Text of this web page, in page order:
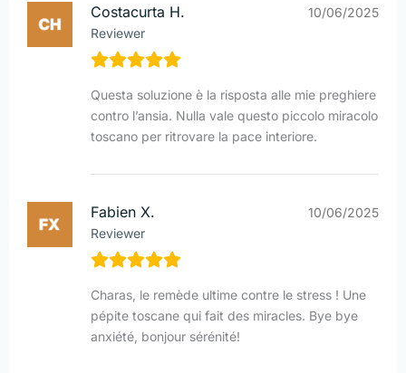
Costacurta H.
Reviewer
10/06/2025
Questa soluzione è la risposta alle mie preghiere
contro l’ansia. Nulla vale questo piccolo miracolo
toscano per ritrovare la pace interiore.
Fabien X.
Reviewer
10/06/2025
Charas, le remède ultime contre le stress ! Une
pépite toscane qui fait des miracles. Bye bye
anxiété, bonjour sérénité!